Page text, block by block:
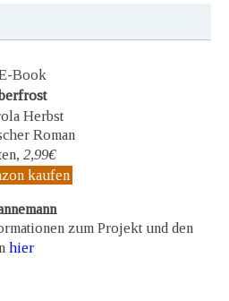
Book
Herbst
Roman
2,99€
kaufen
zum Projekt und den
hier